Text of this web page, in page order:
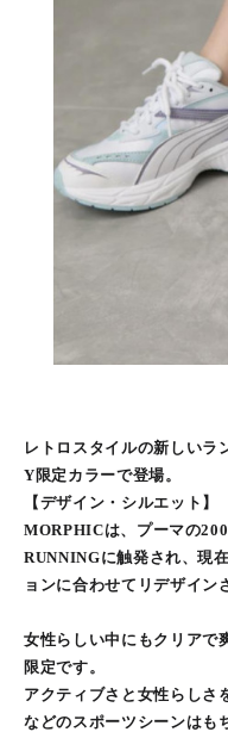
レトロスタイルの新しい
Y限定カラーで登場。
【デザイン・シルエット】
MORPHICは、プーマの
RUNNINGに触発され、現
ョンに合わせてリデザイン
女性らしい中にもクリアで
限定です。
アクティブさと女性らしさ
などのスポーツシーンはも